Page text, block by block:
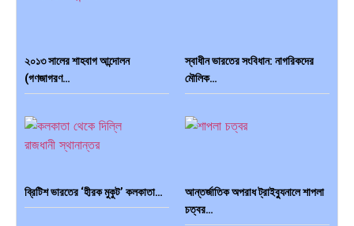
ভারত মহাসাগরের অশ্রু: শ্রীলঙ্কার
পূর্ব ইউরোপ বনাম তুরস্ক: শত…
২০১৩ সালের শাহবাগ আন্দোলন
(গণজাগরণ…
স্বাধীন ভারতের সংবিধান: নাগরিকদের
মৌলিক…
ব্রিটিশ ভারতের ‘হীরক মুকুট’ কলকাতা…
আন্তর্জাতিক অপরাধ ট্রাইব্যুনালে শাপলা
চত্বর…